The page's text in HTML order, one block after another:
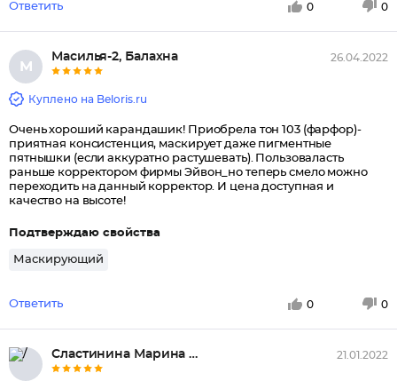
Ответить 0 0
М
Масилья-2, Балахна 26.04.2022
Куплено на Beloris.ru
Очень хороший карандашик! Приобрела тон 103 (фарфор)-
приятная консистенция, маскирует даже пигментные
пятнышки (если аккуратно растушевать). Пользоваласть
раньше корректором фирмы Эйвон_но теперь смело можно
переходить на данный корректор. И цена доступная и
качество на высоте!
Подтверждаю свойства
Маскирующий
Ответить 0 0
Сластинина Марина Николаевна, ... 21.01.2022